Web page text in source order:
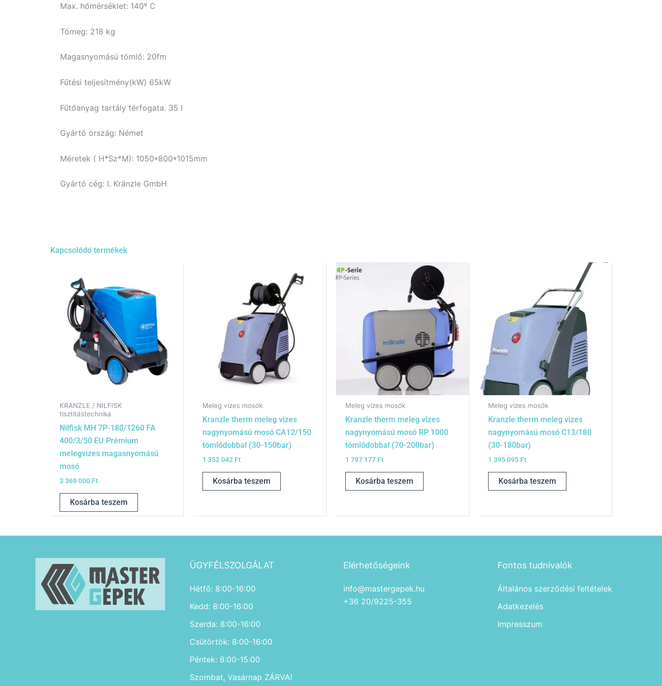
Max. hőmérséklet: 140º C
Tömeg: 218 kg
Magasnyomású tömlő: 20fm
Fűtési teljesítmény(kW) 65kW
Fűtőanyag tartály térfogata. 35 l
Gyártó ország: Német
Méretek ( H*Sz*M): 1050*800*1015mm
Gyártó cég: I. Kränzle GmbH
Kapcsolódó termékek
KRANZLE / NILFISK
tisztítástechnika
Nilfisk MH 7P-180/1260 FA
400/3/50 EU Prémium
melegvizes magasnyomású
mosó
3 369 000 Ft
Kosárba teszem
Meleg vizes mosók
Kranzle therm meleg vizes
nagynyomású mosó CA12/150
tömlődobbal (30-150bar)
1 352 042 Ft
Kosárba teszem
Meleg vizes mosók
Kranzle therm meleg vizes
nagynyomású mosó RP 1000
tömlődobbal (70-200bar)
1 797 177 Ft
Kosárba teszem
Meleg vizes mosók
Kranzle therm meleg vizes
nagynyomású mosó C13/180
(30-180bar)
1 395 095 Ft
Kosárba teszem
ÜGYFÉLSZOLGÁLAT
Hétfő: 8:00-16:00
Kedd: 8:00-16:00
Szerda: 8:00-16:00
Csütörtök: 8:00-16:00
Péntek: 8:00-15:00
Szombat, Vasárnap ZÁRVA!
Elérhetőségeink
info@mastergepek.hu
+36 20/9225-355
Fontos tudnivalók
Általános szerződési feltételek
Adatkezelés
Impresszum